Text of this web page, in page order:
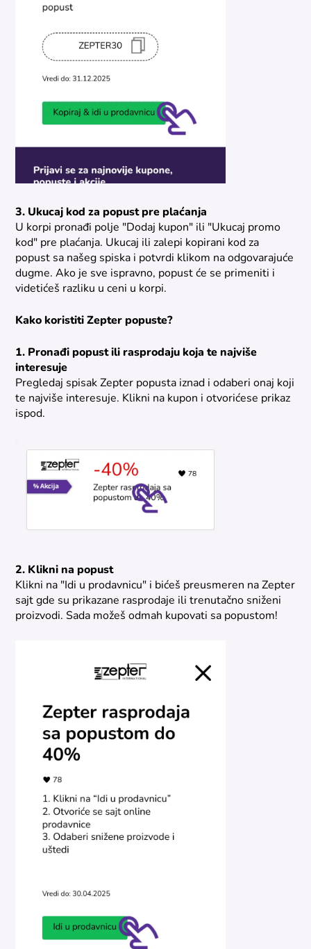
3. Ukucaj kod za popust pre plaćanja
U korpi pronađi polje "Dodaj kupon" ili "Ukucaj promo
kod" pre plaćanja. Ukucaj ili zalepi kopirani kod za
popust sa našeg spiska i potvrdi klikom na odgovarajuće
dugme. Ako je sve ispravno, popust će se primeniti i
videtićeš razliku u ceni u korpi.
Kako koristiti Zepter popuste?
1. Pronađi popust ili rasprodaju koja te najviše
interesuje
Pregledaj spisak Zepter popusta iznad i odaberi onaj koji
te najviše interesuje. Klikni na kupon i otvorićese prikaz
ispod.
2. Klikni na popust
Klikni na "Idi u prodavnicu" i bićeš preusmeren na Zepter
sajt gde su prikazane rasprodaje ili trenutačno sniženi
proizvodi. Sada možeš odmah kupovati sa popustom!